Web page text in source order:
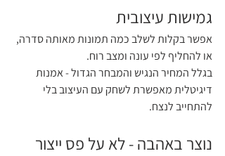
גמישות עיצובית
אפשר בקלות לשלב כמה תמונות מאותה סדרה,
או להחליף לפי עונה ומצב רוח.
בגלל המחיר הנגיש והמבחר הגדול - אמנות
דיגיטלית מאפשרת לשחק עם העיצוב בלי
להתחייב לנצח.
נוצר באהבה - לא על פס ייצור